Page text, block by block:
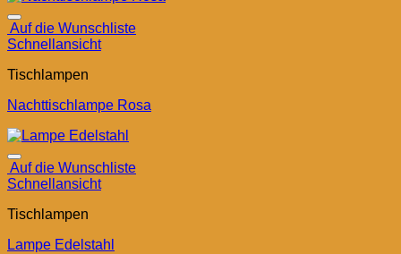
Auf die Wunschliste
Schnellansicht
Tischlampen
Nachttischlampe Rosa
Auf die Wunschliste
Schnellansicht
Tischlampen
Lampe Edelstahl